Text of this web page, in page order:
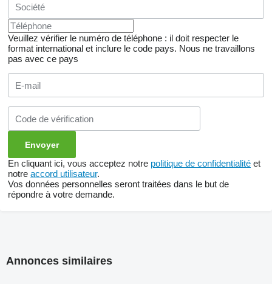
Veuillez vérifier le numéro de téléphone : il doit respecter le
format international et inclure le code pays. Nous ne travaillons
pas avec ce pays
En cliquant ici, vous acceptez notre politique de confidentialité et
notre accord utilisateur.
Vos données personnelles seront traitées dans le but de
répondre à votre demande.
Annonces similaires